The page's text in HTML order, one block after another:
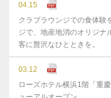
04.15
クラブラウンジでの食体験
ジで、地産地消のオリジナ
客に贅沢なひとときを。
03.12
ローズホテル横浜1階「重